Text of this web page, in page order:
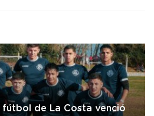
fútbol de La Costa venció